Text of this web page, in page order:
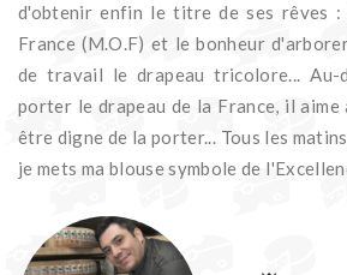
d'obtenir enfin le titre de ses rêves
France (M.O.F) et le bonheur
de travail le drapeau tricolore...
porter le drapeau de la France, il
être digne de la porter... Tous les
je mets ma blouse symbole de